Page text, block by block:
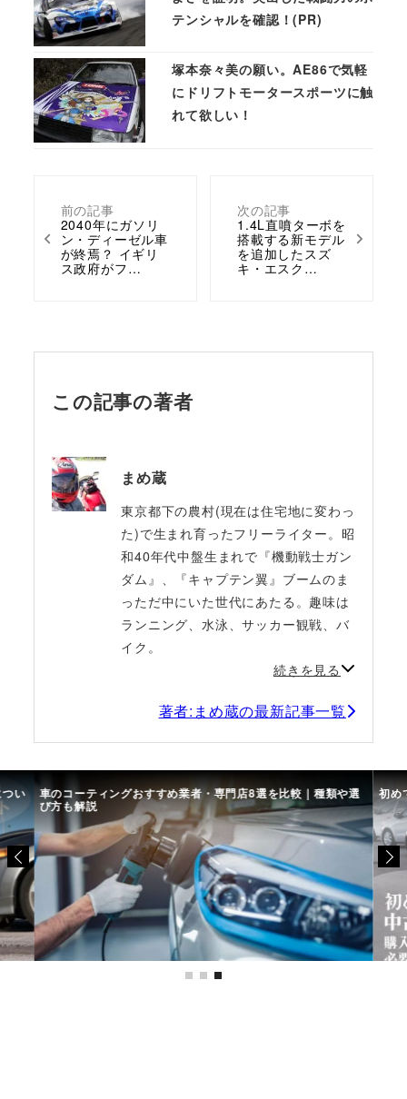
前の記事
2040年にガソリ
ン・ディーゼル車
が終焉？ イギリ
ス政府がフ…
次の記事
1.4L直噴ターボを
搭載する新モデル
を追加したスズ
キ・エスク…
テンシャルを確認！(PR)
塚本奈々美の願い。AE86で気軽
にドリフトモータースポーツに触
れて欲しい！
この記事の著者
まめ蔵
東京都下の農村(現在は住宅地に変わっ
た)で生まれ育ったフリーライター。昭
和40年代中盤生まれで『機動戦士ガン
ダム』、『キャプテン翼』ブームのま
っただ中にいた世代にあたる。趣味は
ランニング、水泳、サッカー観戦、バ
イク。
続きを見る
著者:まめ蔵の最新記事一覧
い 車のコーティングおすすめ業者・専門店8選を比較｜種類や選
び方も解説
初め